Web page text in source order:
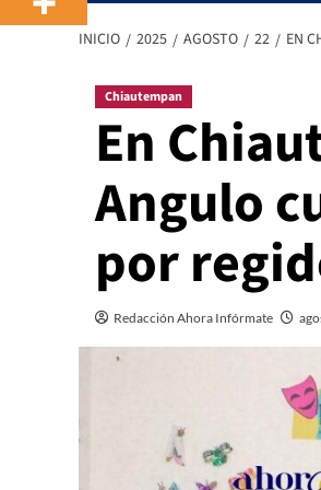
INICIO 2025 AGOSTO 22 EN
Chiautempan
En
Angulo
por
Redacción Ahora Infórmate